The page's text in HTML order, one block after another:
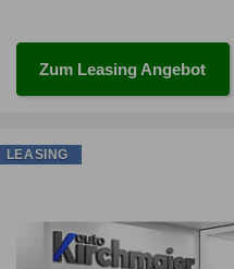
Zum Leasing Angebot
LEASING